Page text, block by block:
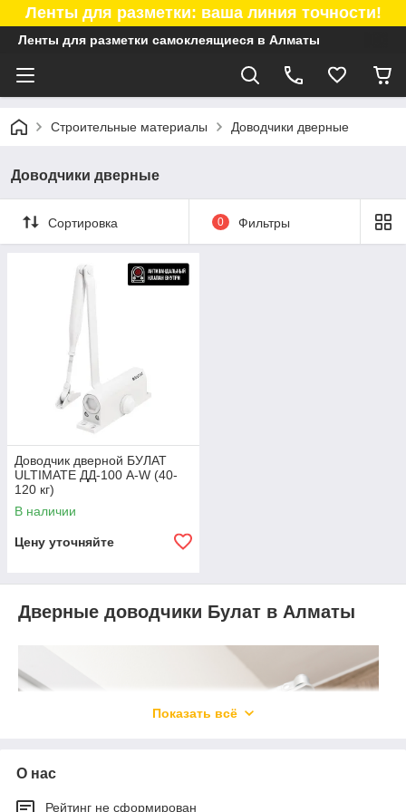
Ленты для разметки: ваша линия точности!
Ленты для разметки самоклеящиеся в Алматы
Строительные материалы Доводчики дверные
Доводчики дверные
Сортировка 0 Фильтры
Доводчик дверной БУЛАТ
ULTIMATE ДД-100 A-W (40-
120 кг)
В наличии
Цену уточняйте
Дверные доводчики Булат в Алматы
Показать всё
О нас
Рейтинг не сформирован